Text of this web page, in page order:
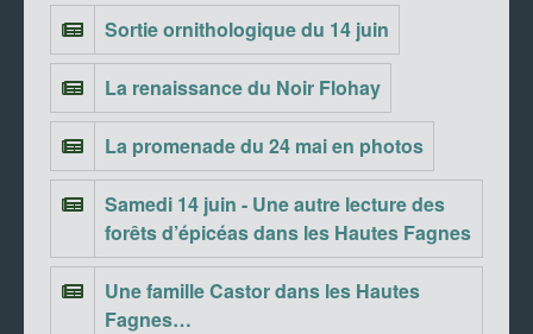
Sortie ornithologique du 14 juin
La renaissance du Noir Flohay
La promenade du 24 mai en photos
Samedi 14 juin - Une autre lecture des
forêts d’épicéas dans les Hautes Fagnes
Une famille Castor dans les Hautes
Fagnes…